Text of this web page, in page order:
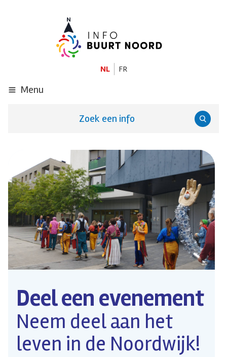
NL FR
Menu
Zoek een info
Deel een evenement
Neem deel aan het
leven in de Noordwijk!